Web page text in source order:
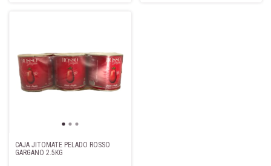
CAJA JITOMATE PELADO ROSSO
GARGANO 2.5KG